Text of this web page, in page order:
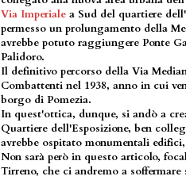
Via Imperiale a Sud del quartiere
permesso un prolungamento della
avrebbe potuto raggiungere Ponte
Palidoro.
Il definitivo percorso della Via
Combattenti nel 1938, anno in cui
borgo di Pomezia.
In quest'ottica, dunque, si andò a
Quartiere dell'Esposizione, ben
avrebbe ospitato monumentali
Non sarà però in questo articolo,
Tirreno, che ci andremo a